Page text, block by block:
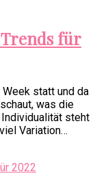
Trends für
statt und da
was die
steht
Variation…